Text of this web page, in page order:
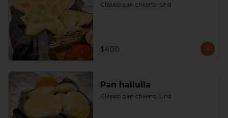
Clásico pan chileno. Und.
$400
Pan hallulla
Clásico pan chileno. Und.